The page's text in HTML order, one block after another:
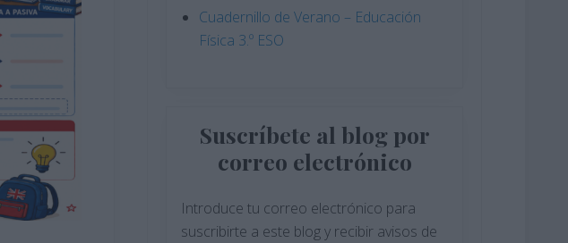
Cuadernillo de Verano – Educación
Física 3.º ESO
Suscríbete al blog por
correo electrónico
Introduce tu correo electrónico para
suscribirte a este blog y recibir avisos de